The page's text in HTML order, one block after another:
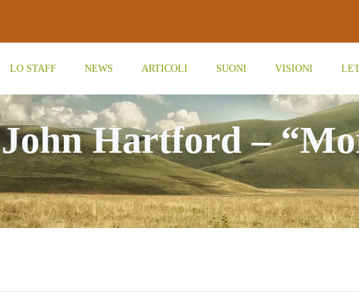
LO STAFF NEWS ARTICOLI SUONI VISIONI
John Hartford –